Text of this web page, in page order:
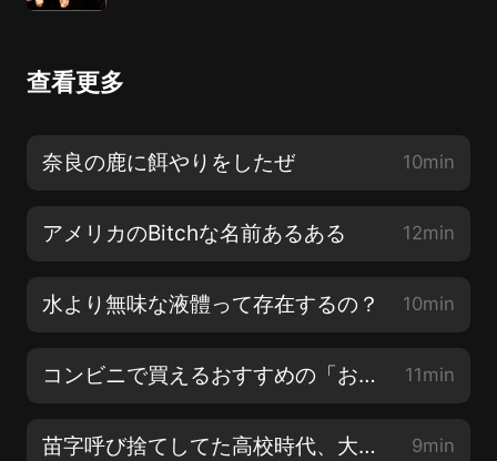
查看更多
奈良の鹿に餌やりをしたぜ 10min
アメリカのBitchな名前あるある 12min
水より無味な液體って存在するの？ 10min
コンビニで買えるおすすめの「お疲れ様」系商品 11min
苗字呼び捨てしてた高校時代、大人になってから呼び捨てできなくなった 9min